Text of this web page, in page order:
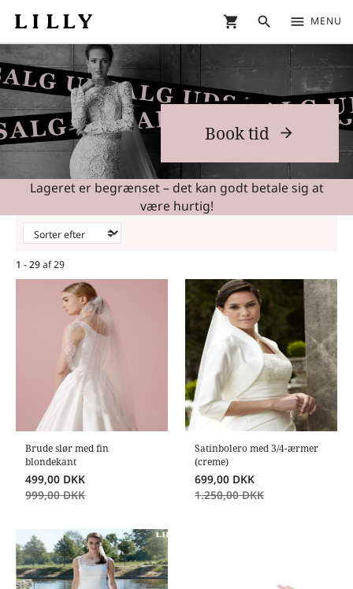
shopping_cart search menu MENU
Book tid
Lageret er begrænset – det kan godt betale sig at
være hurtig!
1 - 29af29
Brude slør med fin
blondekant
499,00 DKK
999,00 DKK
Satinbolero med 3/4-ærmer
(creme)
699,00 DKK
1.250,00 DKK